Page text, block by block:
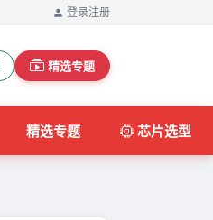
登录注册
精选专题
精选专题 芯片选型